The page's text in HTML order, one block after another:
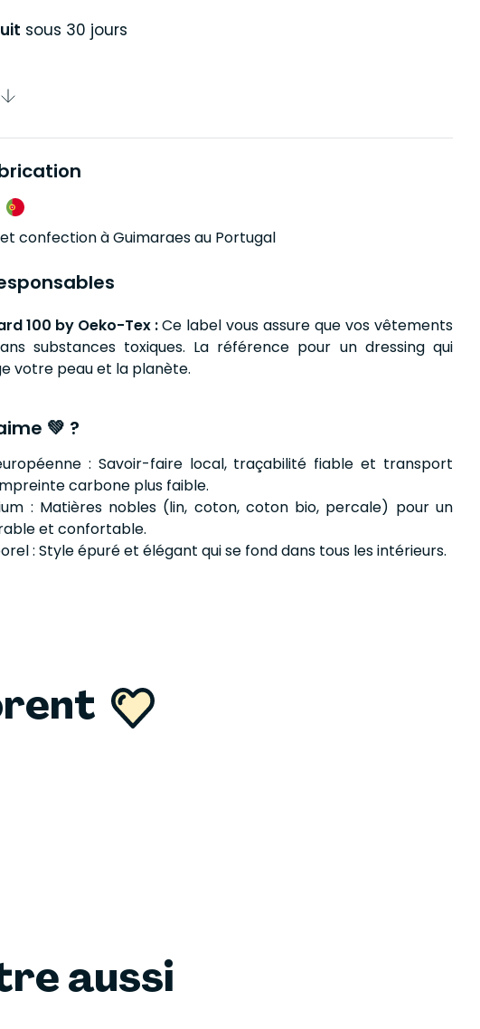
sous 30 jours
confection à Guimaraes au Portugal
100 by Oeko-Tex :Ce label vous assure que vos vêtements
substances toxiques. La référence pour un dressing qui
votre peau et la planète.
💚 ?
: Savoir-faire local, traçabilité fiable et transport
carbone plus faible.
: Matières nobles (lin, coton, coton bio, percale) pour un
et confortable.
: Style épuré et élégant qui se fond dans tous les intérieurs.
aussi